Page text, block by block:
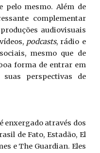
pelo mesmo. Além de
complementar
audiovisuais
podcasts, rádio e
mesmo que de
forma de entrar em
perspectivas de
enxergado através dos
de Fato, Estadão, El
e The Guardian. Eles